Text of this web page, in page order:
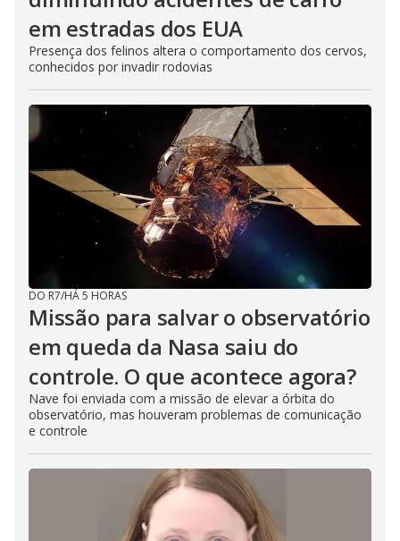
em estradas dos EUA
Presença dos felinos altera o comportamento dos cervos,
conhecidos por invadir rodovias
DO R7/HÁ 5 HORAS
Missão para salvar o observatório
em queda da Nasa saiu do
controle. O que acontece agora?
Nave foi enviada com a missão de elevar a órbita do
observatório, mas houveram problemas de comunicação
e controle